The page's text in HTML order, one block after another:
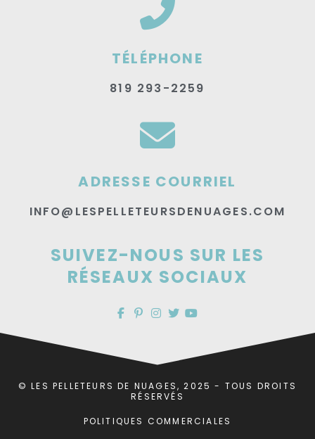
TÉLÉPHONE
819 293-2259
ADRESSE COURRIEL
INFO@LESPELLETEURSDENUAGES.COM
SUIVEZ-NOUS SUR LES
RÉSEAUX SOCIAUX
© LES PELLETEURS DE NUAGES, 2025 - TOUS DROITS
RÉSERVÉS
POLITIQUES COMMERCIALES